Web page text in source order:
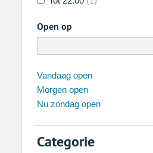
Open op
Zo Ma
26 27
2 3 4
9 10
Vandaag open
Morgen open
Nu zondag open
Categorie